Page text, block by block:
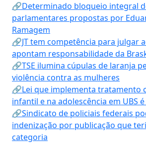
🔗Determinado bloqueio integral
parlamentares propostas por
Ramagem
🔗JT tem competência para julgar
apontam responsabilidade da
🔗TSE ilumina cúpulas de laranja
violência contra as mulheres
🔗Lei que implementa tratamento
infantil e na adolescência em UBS
🔗Sindicato de policiais federais
indenização por publicação que
categoria